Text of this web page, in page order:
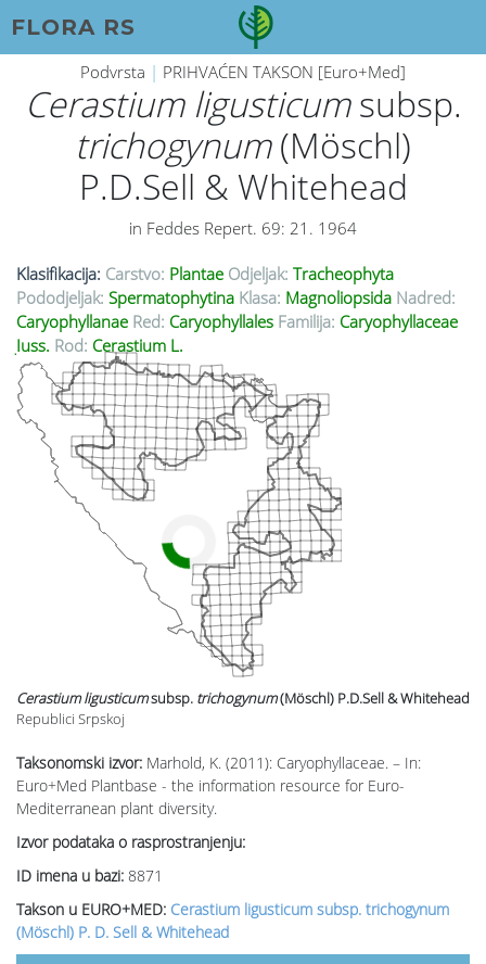
FLORA RS
Podvrsta | PRIHVAĆEN TAKSON [Euro+Med]
Cerastium ligusticumsubsp.
trichogynum(Möschl)
P.D.Sell & Whitehead
in Feddes Repert. 69: 21. 1964
Klasifikacija: Carstvo: Plantae Odjeljak: Tracheophyta
Pododjeljak: Spermatophytina Klasa: Magnoliopsida Nadred:
Caryophyllanae Red: Caryophyllales Familija: Caryophyllaceae
Juss. Rod: Cerastium L.
Taksonomski izvor: Marhold, K. (2011): Caryophyllaceae. – In:
Euro+Med Plantbase - the information resource for Euro-
Mediterranean plant diversity.
Izvor podataka o rasprostranjenju:
ID imena u bazi: 8871
Takson u EURO+MED: Cerastium ligusticum subsp. trichogynum
(Möschl) P. D. Sell & Whitehead
Cerastium ligusticumsubsp. trichogynum(Möschl) P.D.Sell & Whitehead
Republici Srpskoj